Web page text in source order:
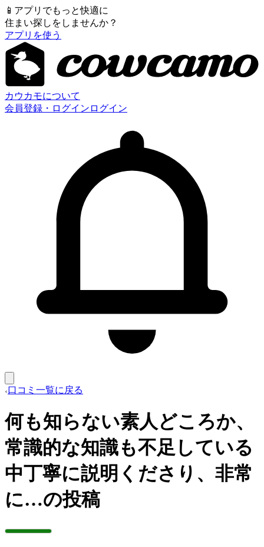
📱 アプリでもっと快適に
住まい探しをしませんか？
アプリを使う
カウカモについて
会員登録・ログイン ログイン
口コミ一覧に戻る
何も知らない素人どころか、
常識的な知識も不足している
中丁寧に説明くださり、非常
に…の投稿